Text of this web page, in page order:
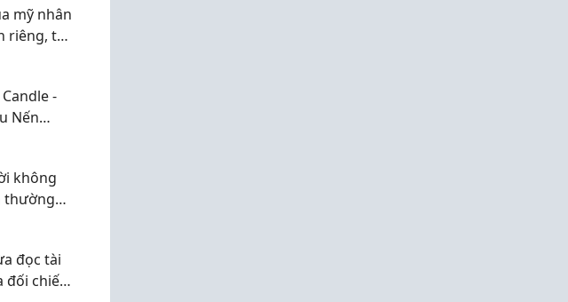
mỹ nhân
riêng, tái
-
Nến
không
thường
đọc tài
đối chiếu